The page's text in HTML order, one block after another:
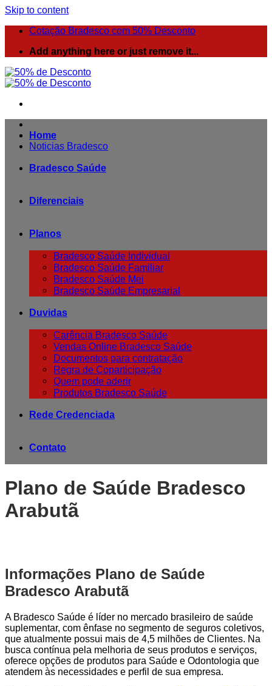
Skip to content
Cotação Bradesco com 50% Desconto
Add anything here or just remove it...
Noticias Bradesco
Home
Bradesco Saúde
Diferenciais
Planos
Bradesco Saúde Individual
Bradesco Saúde Familiar
Bradesco Saúde Mei
Bradesco Saúde Empresarial
Duvidas
Carência Bradesco Saúde
Vendas Online Bradesco Saúde
Documentos para contratação
Regra de Coparticipação
Quem pode aderir
Produtos Bradesco Saúde
Rede Credenciada
Contato
Plano de Saúde Bradesco
Arabutã
Informações Plano de Saúde
Bradesco Arabutã
A Bradesco Saúde é líder no mercado brasileiro de saúde
suplementar, com ênfase no segmento de seguros coletivos,
que atualmente possui mais de 4,5 milhões de Clientes. Na
busca contínua pela melhoria de seus produtos e serviços,
oferece opções de produtos para Saúde e Odontologia que
atendem às necessidades e perfil de sua empresa.